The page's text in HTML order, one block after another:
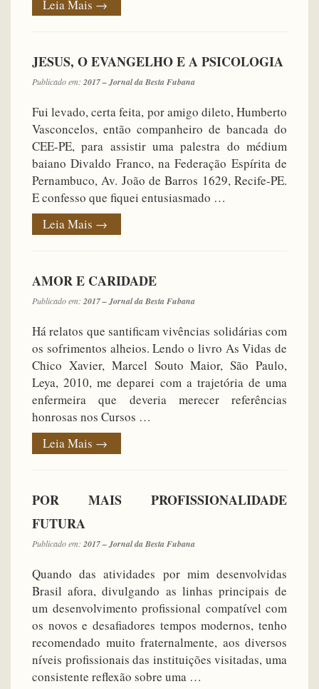
Leia Mais →
JESUS, O EVANGELHO E A PSICOLOGIA
Publicado em: 2017 – Jornal da Besta Fubana
Fui levado, certa feita, por amigo dileto, Humberto
Vasconcelos, então companheiro de bancada do
CEE-PE, para assistir uma palestra do médium
baiano Divaldo Franco, na Federação Espírita de
Pernambuco, Av. João de Barros 1629, Recife-PE.
E confesso que fiquei entusiasmado …
Leia Mais →
AMOR E CARIDADE
Publicado em: 2017 – Jornal da Besta Fubana
Há relatos que santificam vivências solidárias com
os sofrimentos alheios. Lendo o livro As Vidas de
Chico Xavier, Marcel Souto Maior, São Paulo,
Leya, 2010, me deparei com a trajetória de uma
enfermeira que deveria merecer referências
honrosas nos Cursos …
Leia Mais →
POR MAIS PROFISSIONALIDADE
FUTURA
Publicado em: 2017 – Jornal da Besta Fubana
Quando das atividades por mim desenvolvidas
Brasil afora, divulgando as linhas principais de
um desenvolvimento profissional compatível com
os novos e desafiadores tempos modernos, tenho
recomendado muito fraternalmente, aos diversos
níveis profissionais das instituições visitadas, uma
consistente reflexão sobre uma …